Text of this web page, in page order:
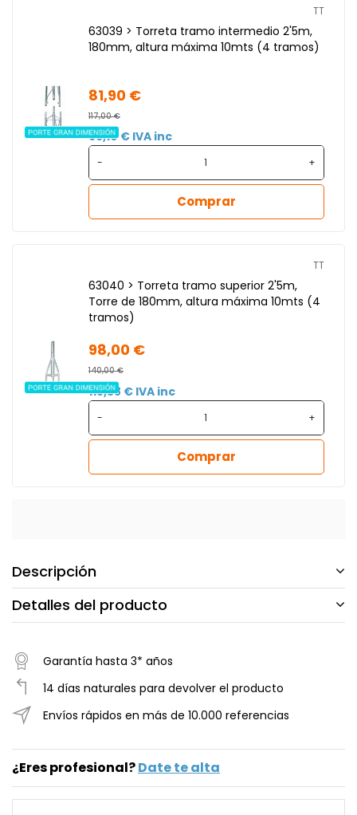
TT
63039 > Torreta tramo intermedio 2'5m,
180mm, altura máxima 10mts (4 tramos)
81,90 €
117,00 €
99,10 € IVA inc
- +
Comprar
TT
63040 > Torreta tramo superior 2'5m,
Torre de 180mm, altura máxima 10mts (4
tramos)
98,00 €
140,00 €
118,58 € IVA inc
- +
Comprar
Descripción
Detalles del producto
Garantía hasta 3* años
14 días naturales para devolver el producto
Envíos rápidos en más de 10.000 referencias
¿Eres profesional?Date te alta